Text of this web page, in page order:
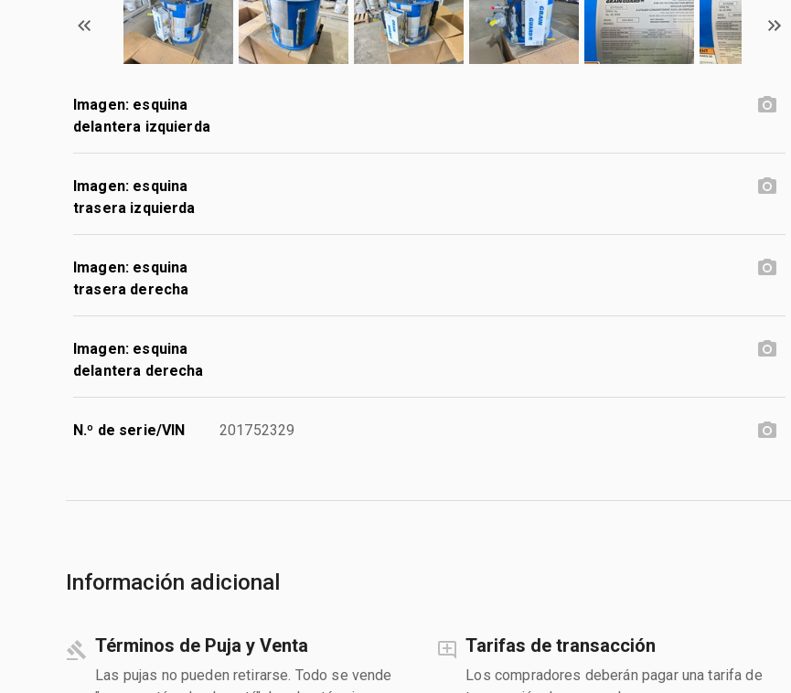
Imagen: esquina
delantera izquierda
Imagen: esquina
trasera izquierda
Imagen: esquina
trasera derecha
Imagen: esquina
delantera derecha
N.º de serie/VIN 201752329
Información adicional
Términos de Puja y Venta
Las pujas no pueden retirarse. Todo se vende
Tarifas de transacción
Los compradores deberán pagar una tarifa de